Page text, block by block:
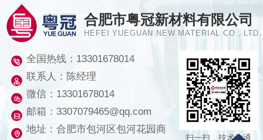
合肥市粤冠新材料有限公司
HEFEI YUEGUAN NEW MATERIAL CO., LTD.
全国热线： 13301678014
联系人：陈经理
微信：13301678014
邮箱：3307079465@qq.com
地址：合肥市包河区包河花园商
扫一扫，技术沟通